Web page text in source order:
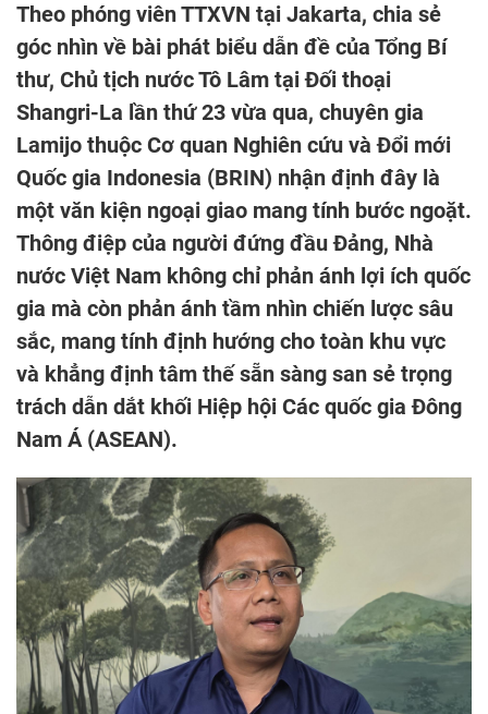
Theo phóng viên TTXVN tại Jakarta, chia sẻ
góc nhìn về bài phát biểu dẫn đề của Tổng Bí
thư, Chủ tịch nước Tô Lâm tại Đối thoại
Shangri-La lần thứ 23 vừa qua, chuyên gia
Lamijo thuộc Cơ quan Nghiên cứu và Đổi mới
Quốc gia Indonesia (BRIN) nhận định đây là
một văn kiện ngoại giao mang tính bước ngoặt.
Thông điệp của người đứng đầu Đảng, Nhà
nước Việt Nam không chỉ phản ánh lợi ích quốc
gia mà còn phản ánh tầm nhìn chiến lược sâu
sắc, mang tính định hướng cho toàn khu vực
và khẳng định tâm thế sẵn sàng san sẻ trọng
trách dẫn dắt khối Hiệp hội Các quốc gia Đông
Nam Á (ASEAN).